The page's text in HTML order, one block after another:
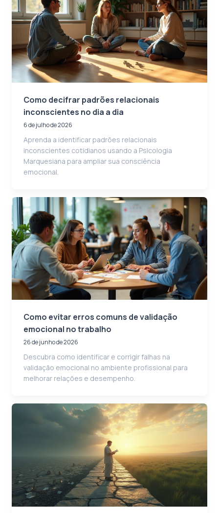
Como decifrar padrões relacionais
inconscientes no dia a dia
6 de julho de 2026
Aprenda a identificar padrões relacionais
inconscientes cotidianos usando a Psicologia
Marquesiana para ampliar sua consciência
emocional.
Como evitar erros comuns de validação
emocional no trabalho
26 de junho de 2026
Descubra como identificar e corrigir falhas na
validação emocional no ambiente profissional para
melhorar relações e desempenho.